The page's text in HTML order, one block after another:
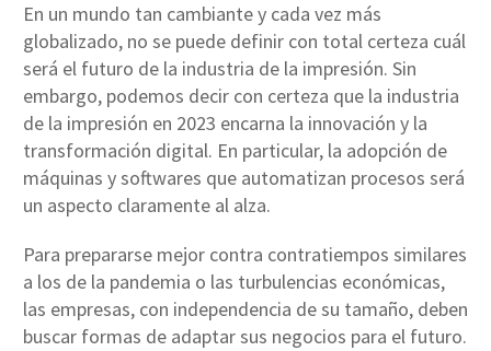
En un mundo tan cambiante y cada vez más
globalizado, no se puede definir con total certeza cuál
será el futuro de la industria de la impresión. Sin
embargo, podemos decir con certeza que la industria
de la impresión en 2023 encarna la innovación y la
transformación digital. En particular, la adopción de
máquinas y softwares que automatizan procesos será
un aspecto claramente al alza.
Para prepararse mejor contra contratiempos similares
a los de la pandemia o las turbulencias económicas,
las empresas, con independencia de su tamaño, deben
buscar formas de adaptar sus negocios para el futuro.